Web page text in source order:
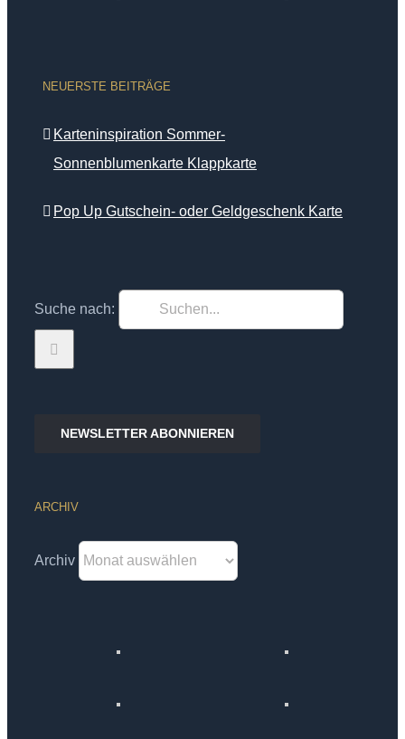
NEUERSTE BEITRÄGE
Karteninspiration Sommer-
Sonnenblumenkarte Klappkarte
Pop Up Gutschein- oder Geldgeschenk Karte
Suche nach:
NEWSLETTER ABONNIEREN
ARCHIV
Archiv